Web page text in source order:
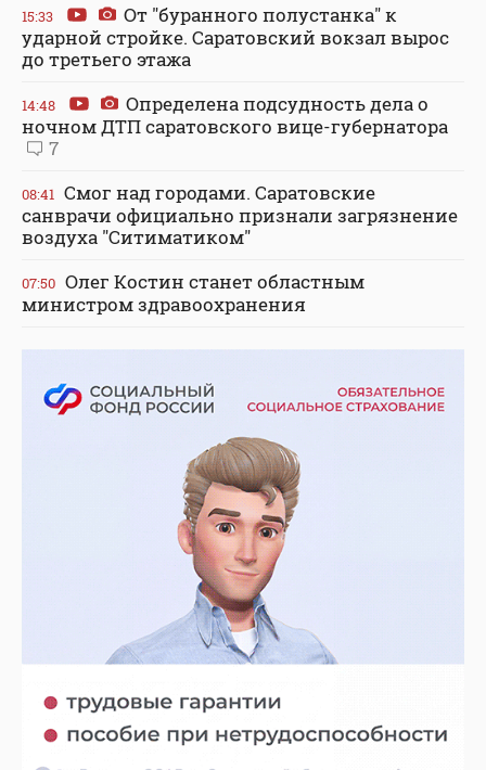
15:33
От "буранного полустанка" к
ударной стройке. Саратовский вокзал вырос
до третьего этажа
14:48
Определена подсудность дела о
ночном ДТП саратовского вице-губернатора
7
08:41 Смог над городами. Саратовские
санврачи официально признали загрязнение
воздуха "Ситиматиком"
07:50 Олег Костин станет областным
министром здравоохранения